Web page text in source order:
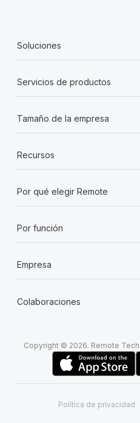
Soluciones
Servicios de productos
Tamaño de la empresa
Recursos
Por qué elegir Remote
Por función
Empresa
Colaboraciones
Copyright © 2026. Remote
Política de privacidad